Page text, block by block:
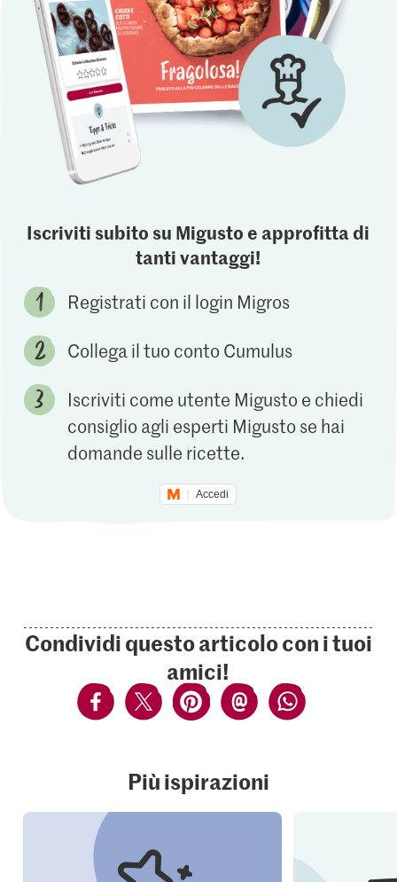
Iscriviti subito su Migusto e approfitta di
tanti vantaggi!
Registrati con il login Migros
Collega il tuo conto Cumulus
Iscriviti come utente Migusto e chiedi
consiglio agli esperti Migusto se hai
domande sulle ricette.
Accedi
Condividi questo articolo con i tuoi
amici!
Più ispirazioni